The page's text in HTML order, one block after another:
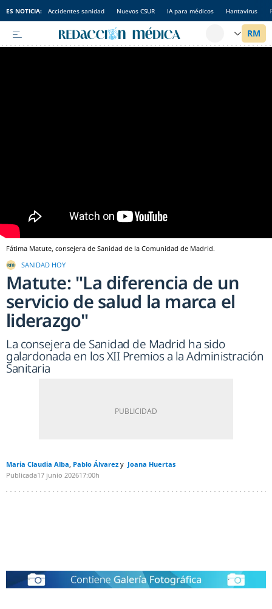
ES NOTICIA: Accidentes sanidad Nuevos CSUR IA para médicos Hantavirus
Fátima Matute, consejera de Sanidad de la Comunidad de Madrid.
SANIDAD HOY
Matute: "La diferencia de un
servicio de salud la marca el
liderazgo"
La consejera de Sanidad de Madrid ha sido
galardonada en los XII Premios a la Administración
Sanitaria
Maria Claudia Alba Pablo Álvarez
Joana Huertas
Publicada17 junio 202617:00h